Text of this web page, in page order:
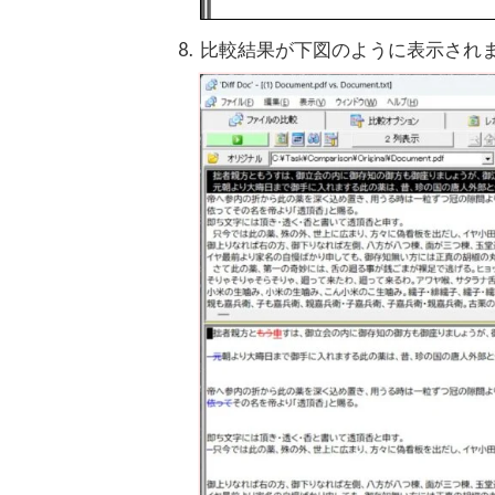
比較結果が下図のように表示され